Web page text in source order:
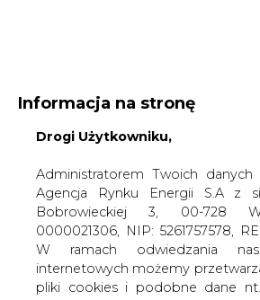
Administratorem Twoich danych
Bobrowieckiej 3, 00-728
W ramach odwiedzania
internetowych możemy
pliki cookies i podobne dane
urządzeń użytkownika. Jeżeli
zidentyfikować Twoją
traktowane dodatkowo jako
zgodnie z